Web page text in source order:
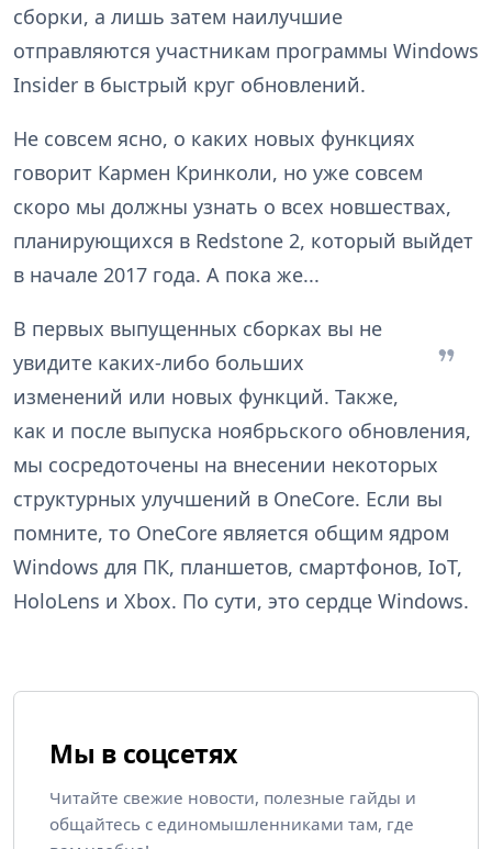
сборки, а лишь затем наилучшие
отправляются участникам программы Windows
Insider в быстрый круг обновлений.
Не совсем ясно, о каких новых функциях
говорит Кармен Кринколи, но уже совсем
скоро мы должны узнать о всех новшествах,
планирующихся в Redstone 2, который выйдет
в начале 2017 года. А пока же...
В первых выпущенных сборках вы не
увидите каких-либо больших
изменений или новых функций. Также,
как и после выпуска ноябрьского обновления,
мы сосредоточены на внесении некоторых
структурных улучшений в OneCore. Если вы
помните, то OneCore является общим ядром
Windows для ПК, планшетов, смартфонов, IoT,
HoloLens и Xbox. По сути, это сердце Windows.
Мы в соцсетях
Читайте свежие новости, полезные гайды и
общайтесь с единомышленниками там, где